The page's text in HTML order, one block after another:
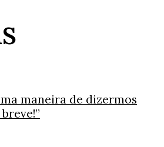
maneira de dizermos